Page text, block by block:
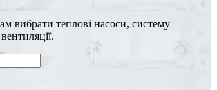
вибрати теплові насоси, систему